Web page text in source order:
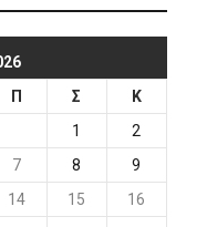
Π Σ
Κ
1
2
7 8
9
14 15
16